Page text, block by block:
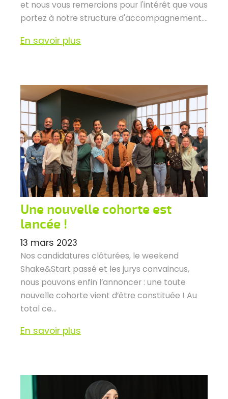
et nous vous remercions pour l'intérêt que vous
portez à notre structure d'accompagnement....
En savoir plus
Une nouvelle cohorte est
lancée !
13 mars 2023
Nos candidatures clôturées, le weekend
Shake&Start passé et les jurys convaincus,
nous pouvons enfin l’annoncer : une toute
nouvelle cohorte vient d’être constituée ! Au
total ce...
En savoir plus